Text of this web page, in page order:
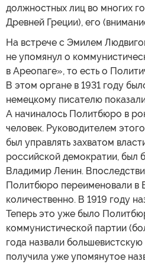
должностных лиц во многих
Древней Греции), его
На встрече с Эмилем
не упомянул о
в Ареопаге», то есть о
В этом органе в 1931 году
немецкому писателю показали
А начиналось Политбюро в
человек. Руководителем
был управлять захватом
российской демократии, был
Владимир Ленин.
Политбюро переименовали в
количественно. В 1919 году
Теперь это уже было
коммунистической партии
года назвали
получила уже упомянутое